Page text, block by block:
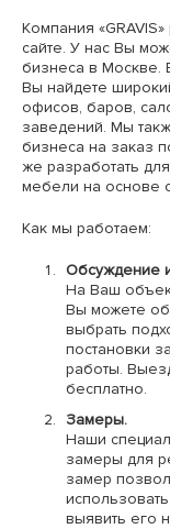
Компания
сайте. У нас Вы
бизнеса в Москве.
Вы найдете
офисов, баров,
заведений. Мы
бизнеса на заказ
же разработать
мебели на основе
Как мы работаем:
Обсуждение
На Ваш
Вы можете
выбрать
постановки
работы.
бесплатно.
Замеры.
Наши
замеры для
замер
выявить его